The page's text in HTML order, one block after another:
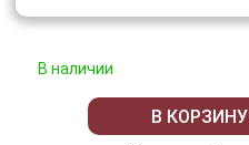
В наличии
В КОРЗИНУ